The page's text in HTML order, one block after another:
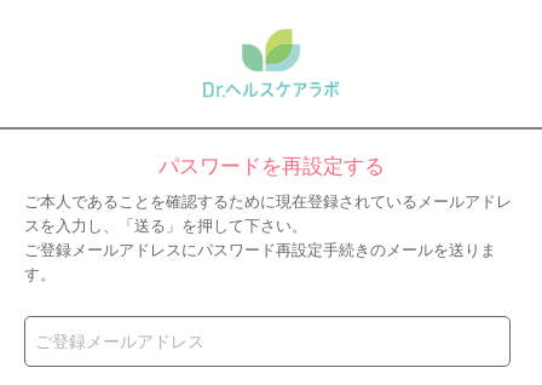
パスワードを再設定する
ご本人であることを確認するために現在登録されているメールアドレ
スを入力し、「送る」を押して下さい。
ご登録メールアドレスにパスワード再設定手続きのメールを送りま
す。